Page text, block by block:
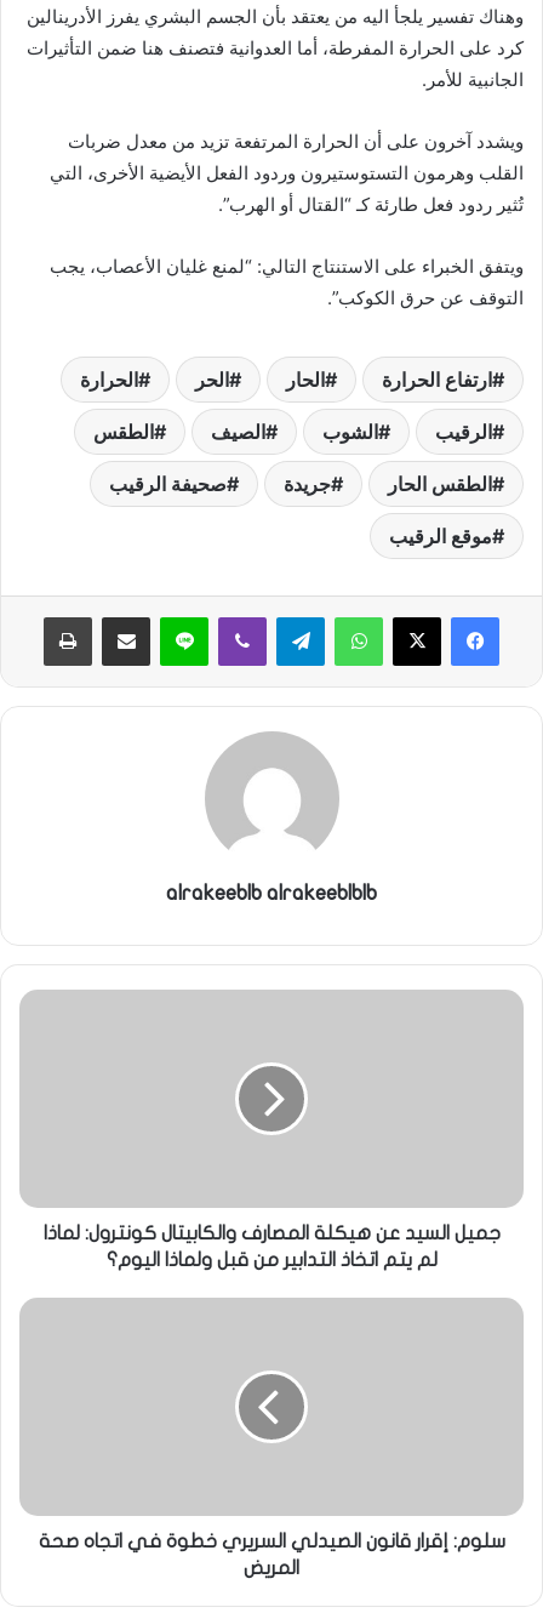
وهناك تفسير يلجأ اليه من يعتقد بأن الجسم البشري يفرز الأدرينالين
كرد على الحرارة المفرطة، أما العدوانية فتصنف هنا ضمن التأثيرات
الجانبية للأمر.
ويشدد آخرون على أن الحرارة المرتفعة تزيد من معدل ضربات
القلب وهرمون التستوستيرون وردود الفعل الأيضية الأخرى، التي
تُثير ردود فعل طارئة كـ “القتال أو الهرب”.
ويتفق الخبراء على الاستنتاج التالي: “لمنع غليان الأعصاب، يجب
التوقف عن حرق الكوكب”.
ارتفاع الحرارة الحار الحر الحرارة
الرقيب الشوب الصيف الطقس
الطقس الحار جريدة صحيفة الرقيب
موقع الرقيب
واتساب لاين
alrakeeblb alrakeeblblb
جميل السيد عن هيكلة المصارف والكابيتال كونترول: لماذا
لم يتم اتخاذ التدابير من قبل ولماذا اليوم؟
سلوم: إقرار قانون الصيدلي السريري خطوة في اتجاه صحة
المريض